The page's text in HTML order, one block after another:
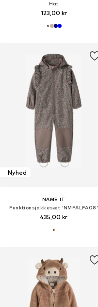
Hat
123,00 kr
Nyhed
NAME IT
Funktionsjakkesæt 'NMFALFA08'
435,00 kr